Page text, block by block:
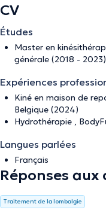
CV
Études
Master en
générale (2018 - 2023)
Expériences
Kiné en maison de
Belgique (2024)
Hydrothérapie ,
Langues parlées
Français
Réponses
Traitement de la lombalgie